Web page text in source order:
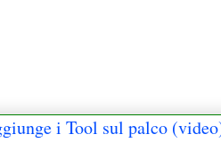
i Tool sul palco